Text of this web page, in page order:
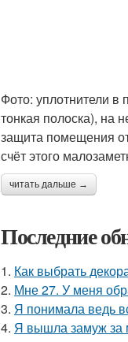
Фото: уплотнители в
тонкая полоска), на
защита помещения
счёт этого
читать дальше →
Последние
1. Как выбрать
2. Мне 27. У меня
3. Я понимала ведь
4. Я вышла замуж за